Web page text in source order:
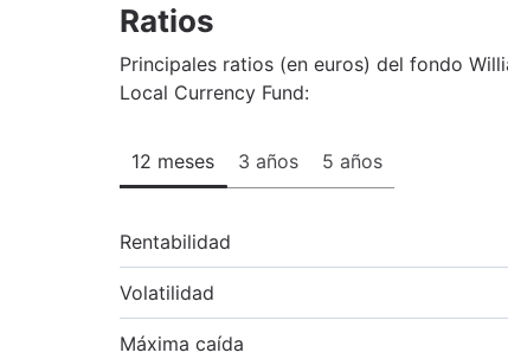
Ratios
Principales ratios (en euros) del fondo
Local Currency Fund:
12 meses 3 años 5 años
Rentabilidad
Volatilidad
Máxima caída